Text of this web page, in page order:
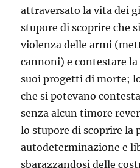
attraversato la vita dei
stupore di scoprire che
violenza delle armi
cannoni) e contestare
suoi progetti di morte;
che si potevano
senza alcun timore
lo stupore di scoprire la
autodeterminazione e
sbarazzandosi delle